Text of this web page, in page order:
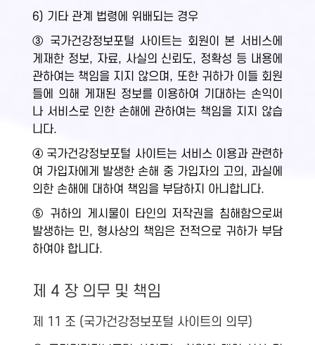
6) 기타 관계 법령에 위배되는 경우
③ 국가건강정보포털 사이트는 회원이 본 서비스에
게재한 정보, 자료, 사실의 신뢰도, 정확성 등 내용에
관하여는 책임을 지지 않으며, 또한 귀하가 이들 회원
들에 의해 게재된 정보를 이용하여 기대하는 손익이
나 서비스로 인한 손해에 관하여는 책임을 지지 않습
니다.
④ 국가건강정보포털 사이트는 서비스 이용과 관련하
여 가입자에게 발생한 손해 중 가입자의 고의, 과실에
의한 손해에 대하여 책임을 부담하지 아니합니다.
⑤ 귀하의 게시물이 타인의 저작권을 침해함으로써
발생하는 민, 형사상의 책임은 전적으로 귀하가 부담
하여야 합니다.
제 4 장 의무 및 책임
제 11 조 (국가건강정보포털 사이트의 의무)